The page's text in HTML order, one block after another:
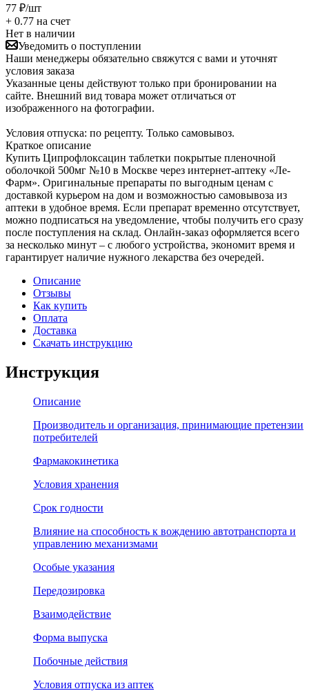
77 ₽/шт
+ 0.77 на счет
Нет в наличии
Уведомить о поступлении
Наши менеджеры обязательно свяжутся с вами и уточнят
условия заказа
Указанные цены действуют только при бронировании на
сайте. Внешний вид товара может отличаться от
изображенного на фотографии.
Условия отпуска: по рецепту. Только самовывоз.
Краткое описание
Купить Ципрофлоксацин таблетки покрытые пленочной
оболочкой 500мг №10 в Москве через интернет-аптеку «Ле-
Фарм». Оригинальные препараты по выгодным ценам с
доставкой курьером на дом и возможностью самовывоза из
аптеки в удобное время. Если препарат временно отсутствует,
можно подписаться на уведомление, чтобы получить его сразу
после поступления на склад. Онлайн-заказ оформляется всего
за несколько минут – с любого устройства, экономит время и
гарантирует наличие нужного лекарства без очередей.
Описание
Отзывы
Как купить
Оплата
Доставка
Скачать инструкцию
Инструкция
Описание
Производитель и организация, принимающие претензии
потребителей
Фармакокинетика
Условия хранения
Срок годности
Влияние на способность к вождению автотранспорта и
управлению механизмами
Особые указания
Передозировка
Взаимодействие
Форма выпуска
Побочные действия
Условия отпуска из аптек